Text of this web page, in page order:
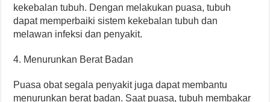
kekebalan tubuh. Dengan melakukan puasa, tubuh
dapat memperbaiki sistem kekebalan tubuh dan
melawan infeksi dan penyakit.
4. Menurunkan Berat Badan
Puasa obat segala penyakit juga dapat membantu
menurunkan berat badan. Saat puasa, tubuh membakar